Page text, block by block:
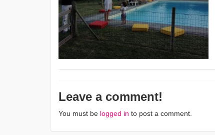
Leave a comment!
You must be logged in to post a comment.